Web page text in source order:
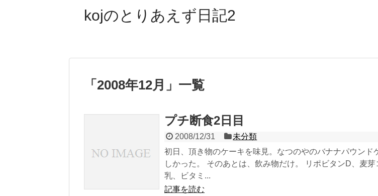
kojのとりあえず日記2
「 2008年12月 」 一覧
プチ断食2日目
2008/12/31
未分類
初日、頂き物のケーキを味見。なつのやのバナナパウンド
しかった。 そのあとは、飲み物だけ。 リポビタンD、麦芽
乳、ビタミ...
記事を読む